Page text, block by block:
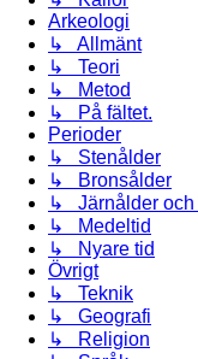
Arkeologi
↳ Allmänt
↳ Teori
↳ Metod
↳ På fältet.
Perioder
↳ Stenålder
↳ Bronsålder
↳ Järnålder och
↳ Medeltid
↳ Nyare tid
Övrigt
↳ Teknik
↳ Geografi
↳ Religion